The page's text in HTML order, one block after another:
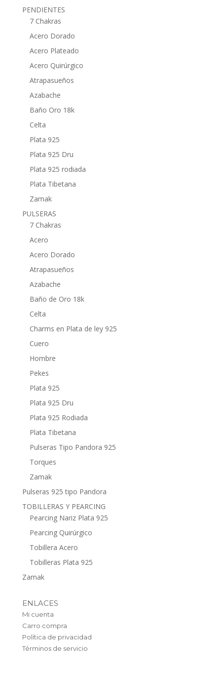
PENDIENTES
7 Chakras
Acero Dorado
Acero Plateado
Acero Quirúrgico
Atrapasueños
Azabache
Baño Oro 18k
Celta
Plata 925
Plata 925 Dru
Plata 925 rodiada
Plata Tibetana
Zamak
PULSERAS
7 Chakras
Acero
Acero Dorado
Atrapasueños
Azabache
Baño de Oro 18k
Celta
Charms en Plata de ley 925
Cuero
Hombre
Pekes
Plata 925
Plata 925 Dru
Plata 925 Rodiada
Plata Tibetana
Pulseras Tipo Pandora 925
Torques
Zamak
Pulseras 925 tipo Pandora
TOBILLERAS Y PEARCING
Pearcing Nariz Plata 925
Pearcing Quirúrgico
Tobillera Acero
Tobilleras Plata 925
Zamak
ENLACES
Mi cuenta
Carro compra
Política de privacidad
Términos de servicio